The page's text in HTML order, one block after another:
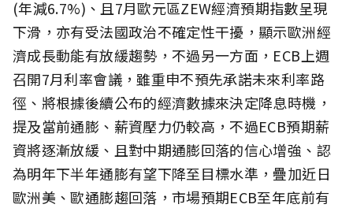
(年減6.7%)、且7月歐元區ZEW經濟預期指數呈現
下滑，亦有受法國政治不確定性干擾，顯示歐洲經
濟成長動能有放緩趨勢，不過另一方面，ECB上週
召開7月利率會議，雖重申不預先承諾未來利率路
徑、將根據後續公布的經濟數據來決定降息時機，
提及當前通膨、薪資壓力仍較高，不過ECB預期薪
資將逐漸放緩、且對中期通膨回落的信心增強、認
為明年下半年通膨有望下降至目標水準，疊加近日
歐洲美、歐通膨趨回落，市場預期ECB至年底前有